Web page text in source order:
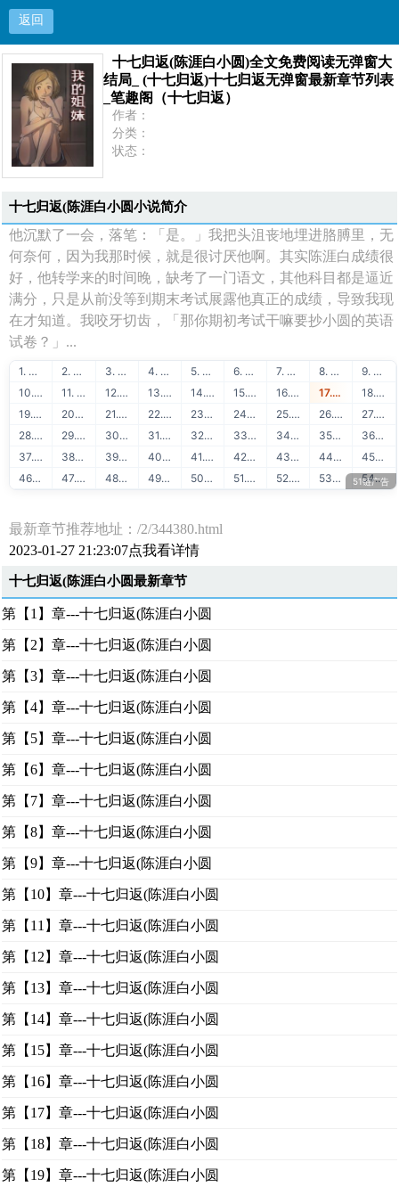
返回
十七归返(陈涯白小圆)全文免费阅读无弹窗大结局_
(十七归返)十七归返无弹窗最新章节列表_笔趣阁
十七归返(陈涯白小圆)全文免费阅读无弹窗大
结局_ (十七归返)十七归返无弹窗最新章节列表
_笔趣阁（十七归返）
作者：
分类：
状态：
十七归返(陈涯白小圆小说简介
他沉默了一会，落笔：「是。」我把头沮丧地埋进胳膊里，无
何奈何，因为我那时候，就是很讨厌他啊。其实陈涯白成绩很
好，他转学来的时间晚，缺考了一门语文，其他科目都是逼近
满分，只是从前没等到期末考试展露他真正的成绩，导致我现
在才知道。我咬牙切齿，「那你期初考试干嘛要抄小圆的英语
试卷？」...
1. ★明星趣事★ 2. 51链友链交换 3. 51链流量联盟 4. 51学堂在线学习 5. 88API保单识别 6. 51链免费交换 7. 51学堂免费课程 8. 88API发票识别
9. 51链买卖友链
10. 51学堂编程教程
11. 88API身份证识别 12. 51链泛目录出租 13. 51学堂SEO教程 14. 88API银行卡识别 15. 51链网站出售 16. 51学堂建站教程 17. 88API名片识别
18. 51链广告联盟
19. 51学堂精品推荐
20. 88API营业执照识别 21. 51链出租广告位 22. 51链站长赚钱 23. 51学堂运营干货 24. 88API行驶证识别 25. 51链软文出售 26. 51链流量出售
27. 88API驾驶证识别
28. 51链图文广告
29. 51链购买友链 30. 88API车牌号识别 31. 51链免费换链 32. 51链网站目录 33. 88API车架号识别 34. 51链网站转让 35. 51链软文外链
36. 88API通用文本识别
37. 51链网站排行
38. 51链友链检测 39. 88API二维码识别 40. 51学堂Java教程 41. 51学堂Python教程 42. 88API快递地址解析 43. 51学堂Golang教程 44. 51学堂前端开发
45. 88API OCR识别
46. 51学堂AI人工智能
47. 51学堂云计算运维 48. 51学堂出售源码 49. 51学堂SVIP会员 50. 51学堂IT教程 51. 51学堂大数据 52. 51链友链交换 53. 51链流量联盟 54. 51学堂在线学习
51链广告
最新章节推荐地址：/2/344380.html
2023-01-27 21:23:07点我看详情
十七归返(陈涯白小圆最新章节
第【1】章---十七归返(陈涯白小圆
第【2】章---十七归返(陈涯白小圆
第【3】章---十七归返(陈涯白小圆
第【4】章---十七归返(陈涯白小圆
第【5】章---十七归返(陈涯白小圆
第【6】章---十七归返(陈涯白小圆
第【7】章---十七归返(陈涯白小圆
第【8】章---十七归返(陈涯白小圆
第【9】章---十七归返(陈涯白小圆
第【10】章---十七归返(陈涯白小圆
第【11】章---十七归返(陈涯白小圆
第【12】章---十七归返(陈涯白小圆
第【13】章---十七归返(陈涯白小圆
第【14】章---十七归返(陈涯白小圆
第【15】章---十七归返(陈涯白小圆
第【16】章---十七归返(陈涯白小圆
第【17】章---十七归返(陈涯白小圆
第【18】章---十七归返(陈涯白小圆
第【19】章---十七归返(陈涯白小圆